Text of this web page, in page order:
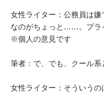
女性ライター：公務員は
なのがちょっと……。プラ
※個人の意見です
筆者：で、でも、クール
女性ライター：そういうの